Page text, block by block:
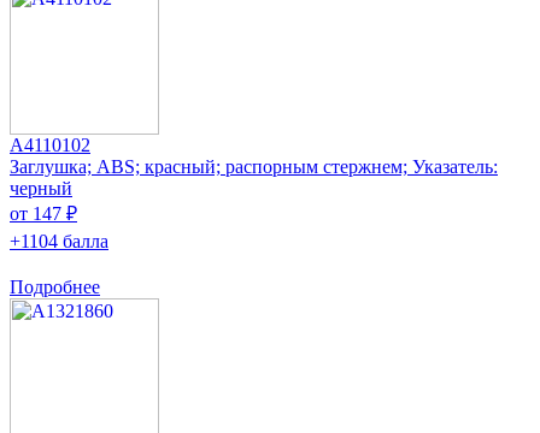
A4110102
Заглушка; ABS; красный; распорным стержнем; Указатель:
черный
от 147 ₽
+1104 балла
Подробнее